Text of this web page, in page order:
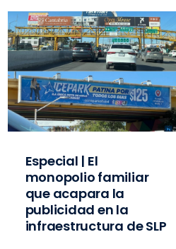
Especial | El
monopolio familiar
que acapara la
publicidad en la
infraestructura de SLP